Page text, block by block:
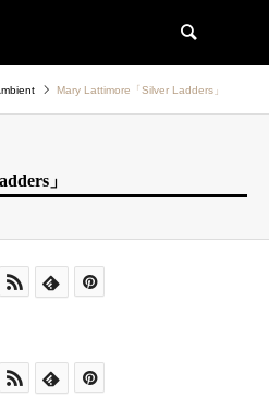
Mary Lattimore「Silver Ladders」
」